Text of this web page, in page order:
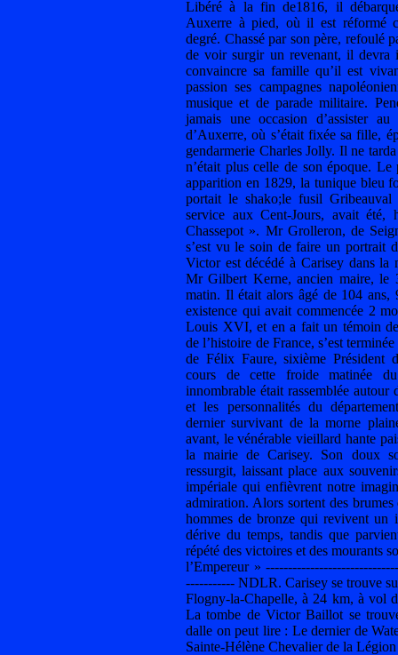
Libéré à la fin de1816, il
Auxerre à pied, où il est réformé
degré. Chassé par son père, refoulé
de voir surgir un revenant, il devra
convaincre sa famille qu’il est
passion ses campagnes
musique et de parade militaire.
jamais une occasion d’assister
d’Auxerre, où s’était fixée sa fille,
gendarmerie Charles Jolly. Il ne
n’était plus celle de son époque.
apparition en 1829, la tunique bleu
portait le shako;le fusil
service aux Cent-Jours, avait
Chassepot ». Mr Grolleron, de
s’est vu le soin de faire un portrait
Victor est décédé à Carisey dans la
Mr Gilbert Kerne, ancien maire, le
matin. Il était alors âgé de 104
existence qui avait commencée 2
Louis XVI, et en a fait un témoin
de l’histoire de France, s’est
de Félix Faure, sixième Président
cours de cette froide matinée
innombrable était rassemblée
et les personnalités du
dernier survivant de la morne
avant, le vénérable vieillard hante
la mairie de Carisey. Son doux
ressurgit, laissant place aux
impériale qui enfièvrent notre
admiration. Alors sortent des
hommes de bronze qui revivent un
dérive du temps, tandis que
répété des victoires et des mourants
l’Empereur »
----------- NDLR. Carisey se trouve
Flogny-la-Chapelle, à 24 km, à vol
La tombe de Victor Baillot se
dalle on peut lire : Le dernier de
Sainte-Hélène Chevalier de la